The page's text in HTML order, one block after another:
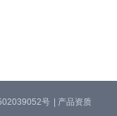
号 | 产品资质